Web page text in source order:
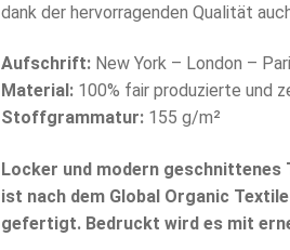
dank der hervorragenden Qualität
Aufschrift: New York – London –
Material: 100% fair produzierte und
Stoffgrammatur: 155 g/m²
Locker und modern geschnittenes
ist nach dem Global Organic
gefertigt. Bedruckt wird es mit